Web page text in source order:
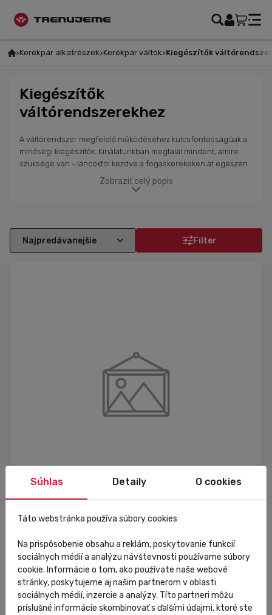
Kerékpár alkatrészek Kerékpár váltók Kiegészítők
Kiegészítők
váltórendszerekhez
A váltórendszer megfelelő működéséhez kulcsfontosságúak a
minőségi kiegészítők. Kínálatunkban megtalál mindent, amire
szüksége van - láncoktól kezdve a fogaskerekeken át egészen
a további kiegészítőkig, amelyek biztosítják a pontos és sima
váltást. Ezekkel a kiegészítőkkel biztos lehet benne, hogy
Zobraziť celý popis
Filter
Külső raktár
Nastavovací mezikus
2 481,71 Ft Do košíka
Súhlas Detaily O cookies
Táto webstránka používa súbory cookies
Na prispôsobenie obsahu a reklám, poskytovanie funkcií
sociálnych médií a analýzu návštevnosti používame súbory
cookie. Informácie o tom, ako používate naše webové
stránky, poskytujeme aj našim partnerom v oblasti
sociálnych médií, inzercie a analýzy. Títo partneri môžu
príslušné informácie skombinovať s ďalšími údajmi, ktoré ste